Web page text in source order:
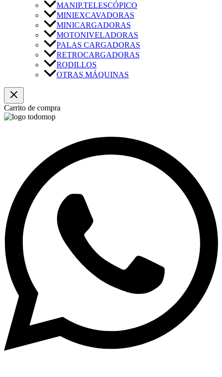
MANIP.TELESCÓPICO
MINIEXCAVADORAS
MINICARGADORAS
MOTONIVELADORAS
PALAS CARGADORAS
RETROCARGADORAS
RODILLOS
OTRAS MÁQUINAS
Carrito de compra